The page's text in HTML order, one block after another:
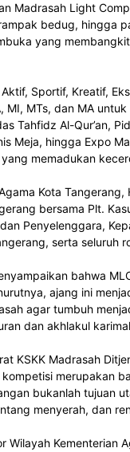
Madrasah Light
bedug, hingga
yang
Sportif, Kreatif,
MI, MTs, dan MA
Tahfidz Al-Qur’an,
Meja, hingga Expo
memadukan
Kota
bersama Plt.
Penyelenggara,
serta
bahwa
ajang ini
agar tumbuh
dan akhlakul
KSKK Madrasah
merupakan
bukanlah tujuan
menyerah, dan
Wilayah Kementerian